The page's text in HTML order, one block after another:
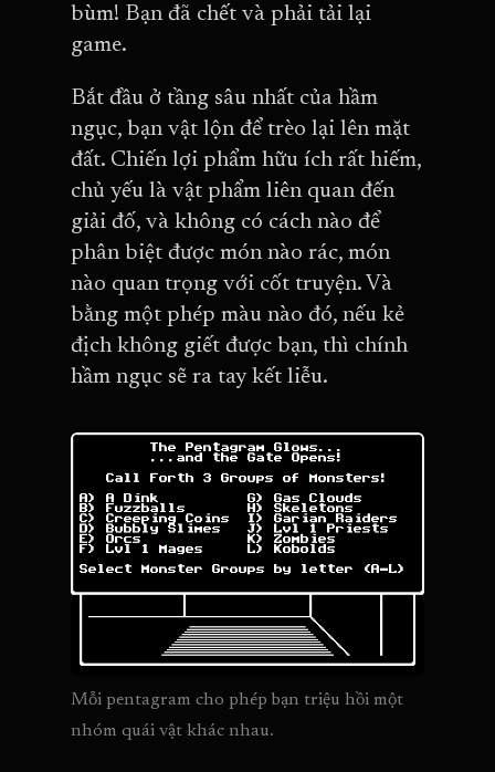
bùm! Bạn đã chết và phải tải lại
game.
Bắt đầu ở tầng sâu nhất của hầm
ngục, bạn vật lộn để trèo lại lên mặt
đất. Chiến lợi phẩm hữu ích rất hiếm,
chủ yếu là vật phẩm liên quan đến
giải đố, và không có cách nào để
phân biệt được món nào rác, món
nào quan trọng với cốt truyện. Và
bằng một phép màu nào đó, nếu kẻ
địch không giết được bạn, thì chính
hầm ngục sẽ ra tay kết liễu.
Mỗi pentagram cho phép bạn triệu hồi một
nhóm quái vật khác nhau.